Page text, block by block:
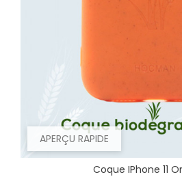
APERÇU RAPIDE
Coque IPhone 11